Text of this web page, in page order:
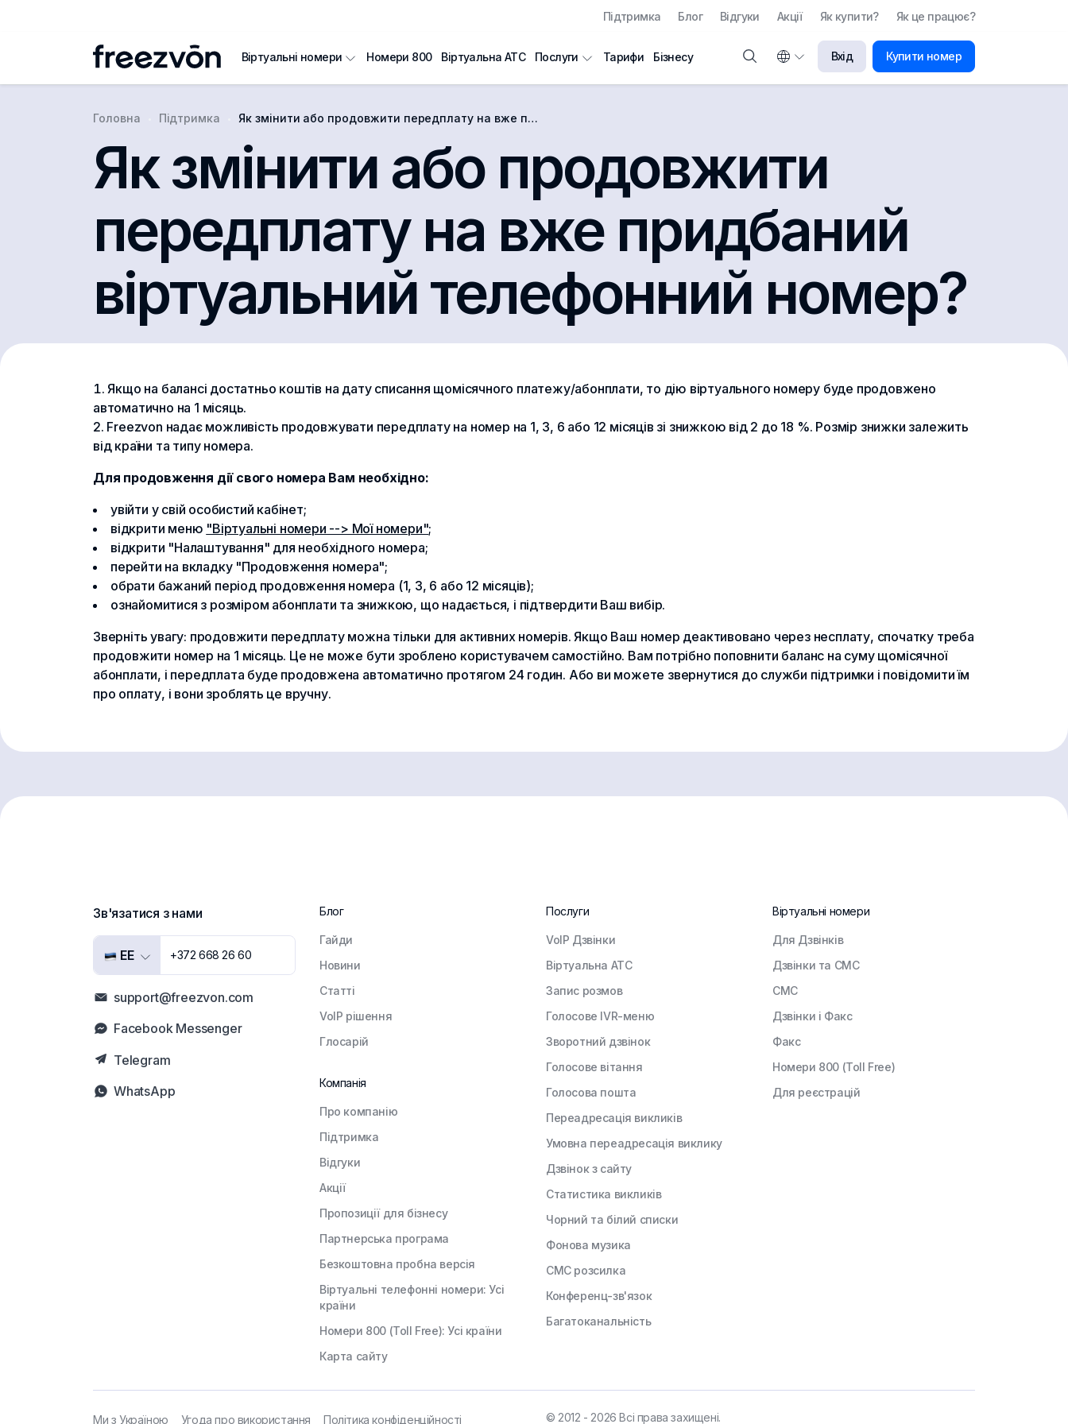
Підтримка Блог Відгуки Акції Як купити? Як це працює?
Вхід Купити номер
Віртуальні номери Номери 800 Віртуальна АТС Послуги Тарифи Бізнесу
Головна Підтримка Як змінити або продовжити передплату на вже придбаний віртуальний телефонний номер?
Як змінити або продовжити
передплату на вже придбаний
віртуальний телефонний номер?
Якщо на балансі достатньо коштів на дату списання щомісячного платежу/абонплати, то дію віртуального номеру буде продовжено
автоматично на 1 місяць.
Freezvon надає можливість продовжувати передплату на номер на 1, 3, 6 або 12 місяців зі знижкою від 2 до 18 %. Розмір знижки залежить
від країни та типу номера.
Для продовження дії свого номера Вам необхідно:
увійти у свій особистий кабінет;
відкрити меню "Віртуальні номери --> Мої номери";
відкрити "Налаштування" для необхідного номера;
перейти на вкладку "Продовження номера";
обрати бажаний період продовження номера (1, 3, 6 або 12 місяців);
ознайомитися з розміром абонплати та знижкою, що надається, і підтвердити Ваш вибір.
Зверніть увагу: продовжити передплату можна тільки для активних номерів. Якщо Ваш номер деактивовано через несплату, спочатку треба
продовжити номер на 1 місяць. Це не може бути зроблено користувачем самостійно. Вам потрібно поповнити баланс на суму щомісячної
абонплати, і передплата буде продовжена автоматично протягом 24 годин. Або ви можете звернутися до служби підтримки і повідомити їм
про оплату, і вони зроблять це вручну.
Зв'язатися з нами
EE +372 668 26 60
support@freezvon.com
Facebook Messenger
Telegram
WhatsApp
Блог
Гайди
Новини
Статті
VoIP рішення
Глосарій
Компанія
Про компанію
Підтримка
Відгуки
Акції
Пропозиції для бізнесу
Партнерська програма
Безкоштовна пробна версія
Віртуальні телефонні номери: Усі
країни
Номери 800 (Toll Free): Усі країни
Карта сайту
Послуги
VoIP Дзвінки
Віртуальна АТС
Запис розмов
Голосове IVR-меню
Зворотний дзвінок
Голосове вітання
Голосова пошта
Переадресація викликів
Умовна переадресація виклику
Дзвінок з сайту
Статистика викликів
Чорний та білий списки
Фонова музика
СМС розсилка
Конференц-зв'язок
Багатоканальність
Віртуальні номери
Для Дзвінків
Дзвінки та СМС
СМС
Дзвінки і Факс
Факс
Номери 800 (Toll Free)
Для реєстрацій
Ми з Україною Угода про використання Політика конфіденційності © 2012 - 2026 Всі права захищені.